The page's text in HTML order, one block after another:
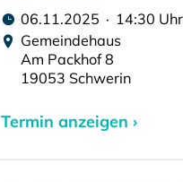
06.11.2025 · 14:30 Uhr
Gemeindehaus
Am Packhof 8
19053 Schwerin
Termin anzeigen ›